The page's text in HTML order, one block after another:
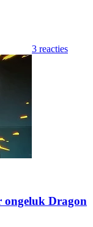
3 reacties
ongeluk Dragon